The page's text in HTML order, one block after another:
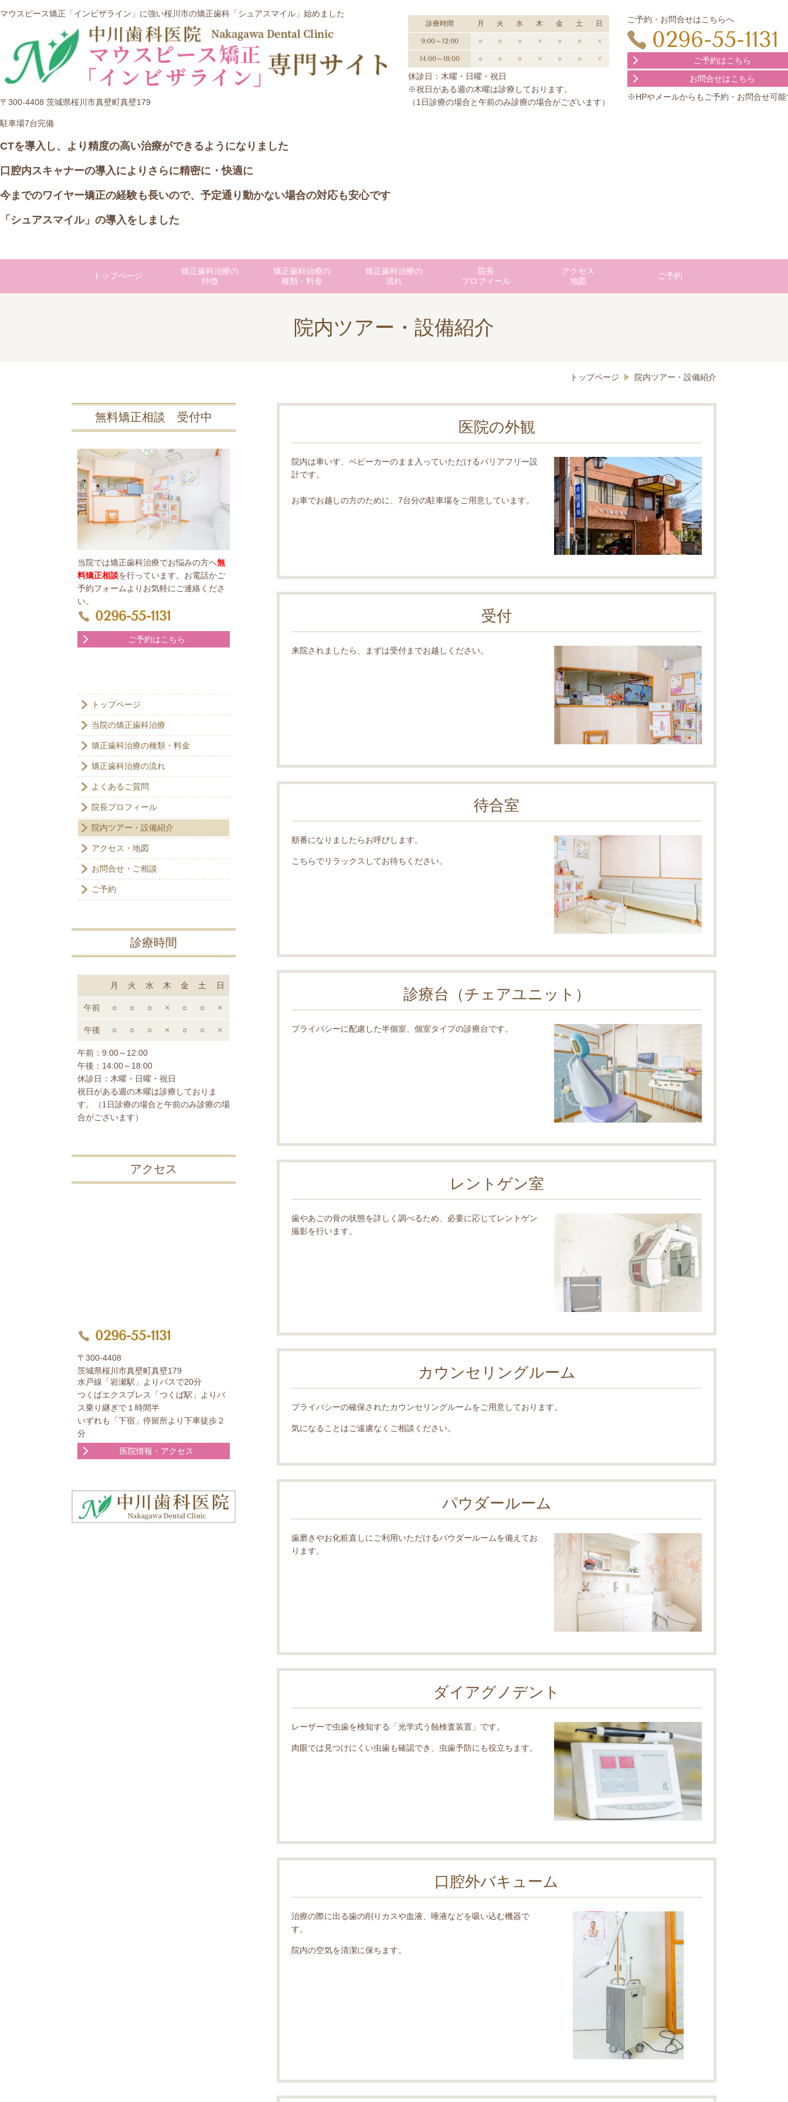
マウスピース矯正「インビザライン」に強い桜川市の矯正歯科「シュアスマイル」始めました
〒300-4408 茨城県桜川市真壁町真壁179
駐車場7台完備
CTを導入し、より精度の高い治療ができるようになりました
口腔内スキャナーの導入によりさらに精密に・快適に
今までのワイヤー矯正の経験も長いので、予定通り動かない場合の対応も安心です
「シュアスマイル」の導入をしました
診療時間 月 火 水 木 金 土 日
9:00～12:00 ○ ○ ○ × ○ ○ ×
14:00～18:00 ○ ○ ○ × ○ ○ ×
休診日：木曜・日曜・祝日
※祝日がある週の木曜は診療しております。
（1日診療の場合と午前のみ診療の場合がございます）
ご予約・お問合せはこちらへ
0296-55-1131
ご予約はこちら
お問合せはこちら
※HPやメールからもご予約・お問合せ可能
トップページ
矯正歯科治療の
特徴
矯正歯科治療の
種類・料金
矯正歯科治療の
流れ
院長
プロフィール
アクセス
地図
ご予約
院内ツアー・設備紹介
トップページ 院内ツアー・設備紹介
医院の外観
院内は車いす、ベビーカーのまま入っていただけるバリアフリー設
計です。
お車でお越しの方のために、7台分の駐車場をご用意しています。
受付
来院されましたら、まずは受付までお越しください。
待合室
順番になりましたらお呼びします。
こちらでリラックスしてお待ちください。
診療台（チェアユニット）
プライバシーに配慮した半個室、個室タイプの診療台です。
レントゲン室
歯やあごの骨の状態を詳しく調べるため、必要に応じてレントゲン
撮影を行います。
カウンセリングルーム
プライバシーの確保されたカウンセリングルームをご用意しております。
気になることはご遠慮なくご相談ください。
パウダールーム
歯磨きやお化粧直しにご利用いただけるパウダールームを備えてお
ります。
ダイアグノデント
レーザーで虫歯を検知する「光学式う蝕検査装置」です。
肉眼では見つけにくい虫歯も確認でき、虫歯予防にも役立ちます。
口腔外バキューム
治療の際に出る歯の削りカスや血液、唾液などを吸い込む機器で
す。
院内の空気を清潔に保ちます。
無料矯正相談 受付中
当院では矯正歯科治療でお悩みの方へ無
料矯正相談を行っています。お電話かご
予約フォームよりお気軽にご連絡くださ
い。
0296-55-1131
ご予約はこちら
トップページ
当院の矯正歯科治療
矯正歯科治療の種類・料金
矯正歯科治療の流れ
よくあるご質問
院長プロフィール
院内ツアー・設備紹介
アクセス・地図
お問合せ・ご相談
ご予約
診療時間
月 火 水 木 金 土 日
午前 ○ ○ ○ × ○ ○ ×
午後 ○ ○ ○ × ○ ○ ×
午前： 9:00～12:00
午後： 14:00～18:00
休診日：木曜・日曜・祝日
祝日がある週の木曜は診療しておりま
す。（1日診療の場合と午前のみ診療の場
合がございます）
アクセス
0296-55-1131
〒300-4408
茨城県桜川市真壁町真壁179
水戸線「岩瀬駅」よりバスで20分
つくばエクスプレス「つくば駅」よりバ
ス乗り継ぎで１時間半
いずれも「下宿」停留所より下車徒歩２
分
医院情報・アクセス